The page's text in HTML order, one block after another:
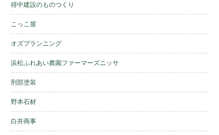
得中建設のものつくり
こっこ屋
オズプランニング
浜松ふれあい農園ファーマーズニッサ
刑部塗装
野本石材
白井商事